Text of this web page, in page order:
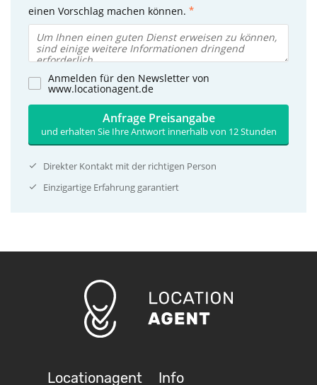
einen Vorschlag machen können.
Anmelden für den Newsletter von
www.locationagent.de
Anfrage Preisangabe
und erhalten Sie Ihre Antwort innerhalb von 12 Stunden
Direkter Kontakt mit der richtigen Person
Einzigartige Erfahrung garantiert
Locationagent Info